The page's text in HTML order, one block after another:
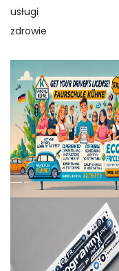
usługi
zdrowie